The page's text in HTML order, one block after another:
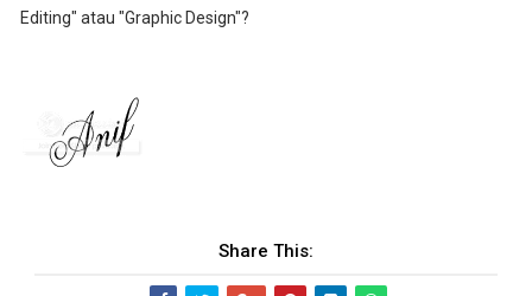
Editing" atau "Graphic Design"?
Share This: